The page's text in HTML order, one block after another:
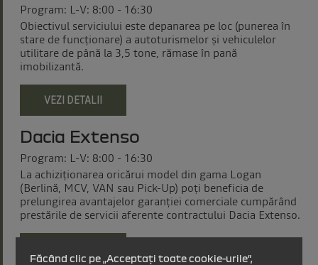
Program: L-V: 8:00 - 16:30
Obiectivul serviciului este depanarea pe loc (punerea în
stare de funcţionare) a autoturismelor şi vehiculelor
utilitare de până la 3,5 tone, rămase în pană
imobilizantă.
VEZI DETALII
Dacia Extenso
Program: L-V: 8:00 - 16:30
La achiziţionarea oricărui model din gama Logan
(Berlină, MCV, VAN sau Pick-Up) poţi beneficia de
prelungirea avantajelor garanţiei comerciale cumpărând
prestările de servicii aferente contractului Dacia Extenso.
Făcând clic pe „Acceptați toate cookie-urile”,